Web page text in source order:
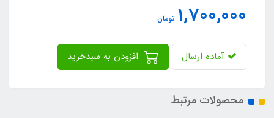
1,700,000 تومان
آماده ارسال
محصولات مرتبط